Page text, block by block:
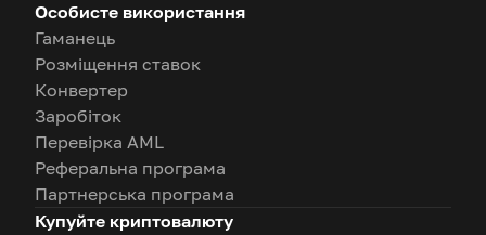
Особисте використання
Гаманець
Розміщення ставок
Конвертер
Заробіток
Перевірка AML
Реферальна програма
Партнерська програма
Купуйте криптовалюту